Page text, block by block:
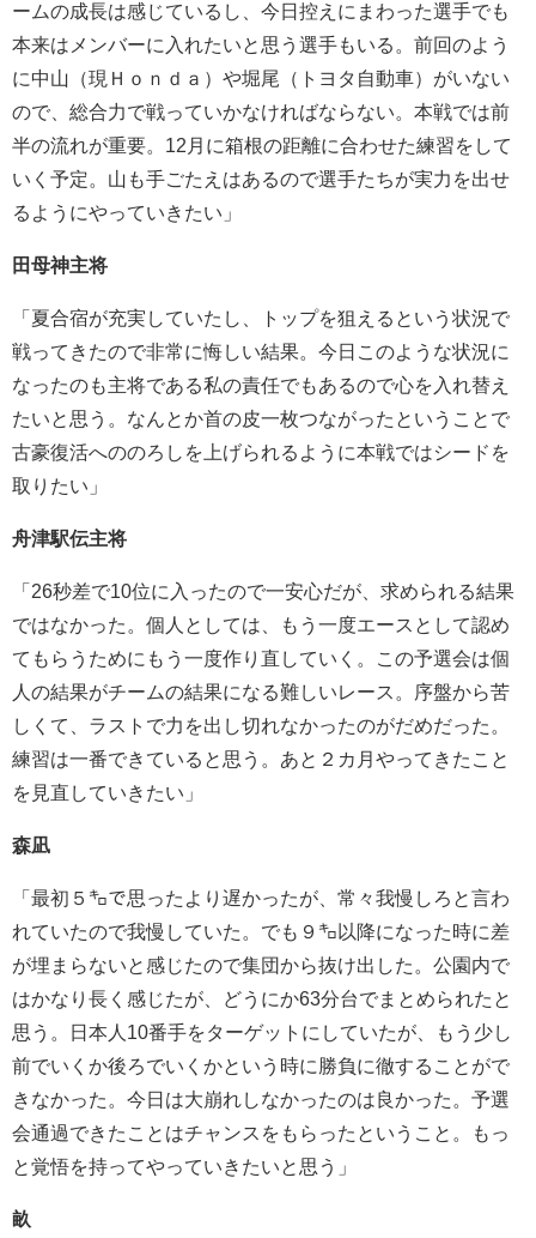
ームの成長は感じているし、今日控えにまわった選手でも
本来はメンバーに入れたいと思う選手もいる。前回のよう
に中山（現Ｈｏｎｄａ）や堀尾（トヨタ自動車）がいない
ので、総合力で戦っていかなければならない。本戦では前
半の流れが重要。12月に箱根の距離に合わせた練習をして
いく予定。山も手ごたえはあるので選手たちが実力を出せ
るようにやっていきたい」
田母神主将
「夏合宿が充実していたし、トップを狙えるという状況で
戦ってきたので非常に悔しい結果。今日このような状況に
なったのも主将である私の責任でもあるので心を入れ替え
たいと思う。なんとか首の皮一枚つながったということで
古豪復活へののろしを上げられるように本戦ではシードを
取りたい」
舟津駅伝主将
「26秒差で10位に入ったので一安心だが、求められる結果
ではなかった。個人としては、もう一度エースとして認め
てもらうためにもう一度作り直していく。この予選会は個
人の結果がチームの結果になる難しいレース。序盤から苦
しくて、ラストで力を出し切れなかったのがだめだった。
練習は一番できていると思う。あと２カ月やってきたこと
を見直していきたい」
森凪
「最初５㌔で思ったより遅かったが、常々我慢しろと言わ
れていたので我慢していた。でも９㌔以降になった時に差
が埋まらないと感じたので集団から抜け出した。公園内で
はかなり長く感じたが、どうにか63分台でまとめられたと
思う。日本人10番手をターゲットにしていたが、もう少し
前でいくか後ろでいくかという時に勝負に徹することがで
きなかった。今日は大崩れしなかったのは良かった。予選
会通過できたことはチャンスをもらったということ。もっ
と覚悟を持ってやっていきたいと思う」
畝